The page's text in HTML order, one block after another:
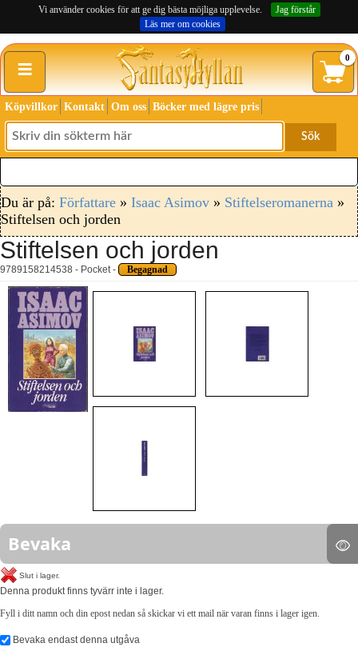
Vi använder cookies för att ge dig bästa möjliga upplevelse.
Jag förstår
Läs mer om cookies
≡ 0
Köpvillkor Kontakt Om oss Böcker med lägre pris
Sök
Du är på: Författare » Isaac Asimov » Stiftelseromanerna »
Stiftelsen och jorden
Stiftelsen och jorden
9789158214538 - Pocket - Begagnad
Bevaka
Slut i lager.
Denna produkt finns tyvärr inte i lager.
Fyll i ditt namn och din epost nedan så skickar vi ett mail när varan finns i lager igen.
Bevaka endast denna utgåva